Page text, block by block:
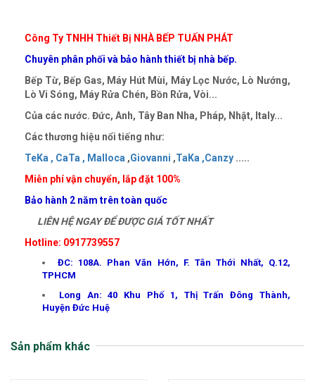
Công Ty TNHH Thiết Bị NHÀ BẾP TUẤN PHÁT
Chuyên phân phối và bảo hành thiết bị nhà bếp.
Bếp Từ, Bếp Gas, Máy Hút Mùi, Máy Lọc Nước, Lò Nướng,
Lò Vi Sóng, Máy Rửa Chén, Bồn Rửa, Vòi...
Của các nước. Đức, Anh, Tây Ban Nha, Pháp, Nhật, Italy...
Các thương hiệu nổi tiếng như:
TeKa , CaTa , Malloca ,Giovanni ,TaKa ,Canzy .....
Miễn phí vận chuyển, lắp đặt 100%
Bảo hành 2 năm trên toàn quốc
LIÊN HỆ NGAY ĐỂ ĐƯỢC GIÁ TỐT NHẤT
Hotline: 0917739557
ĐC: 108A. Phan Văn Hớn, F. Tân Thới Nhất, Q.12,
TPHCM
Long An: 40 Khu Phố 1, Thị Trấn Đông Thành,
Huyện Đức Huệ
Sản phẩm khác